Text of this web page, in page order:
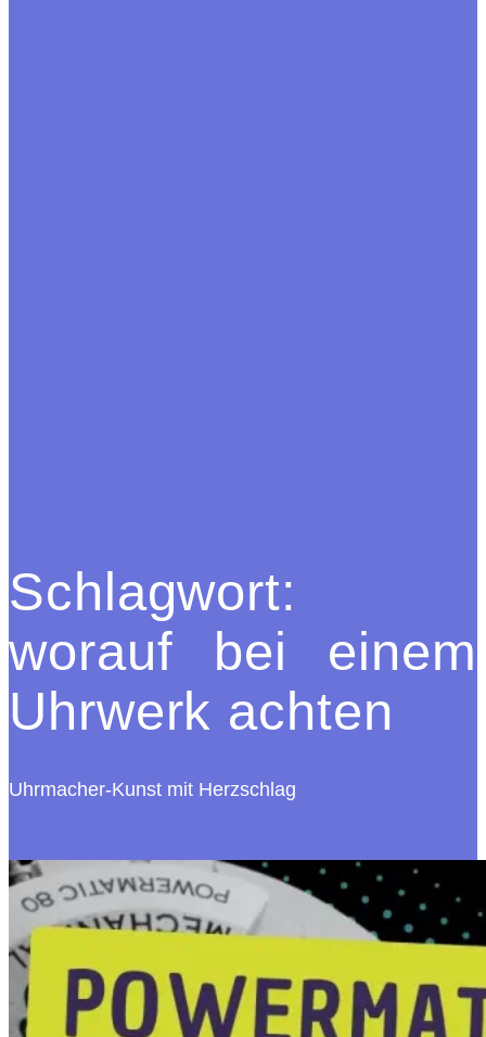
Schlagwort:
worauf bei einem
Uhrwerk achten
Uhrmacher-Kunst mit Herzschlag